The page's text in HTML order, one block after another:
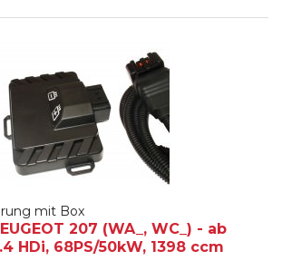
mit Box
207 (WA_, WC_) - ab
HDi, 68PS/50kW, 1398 ccm